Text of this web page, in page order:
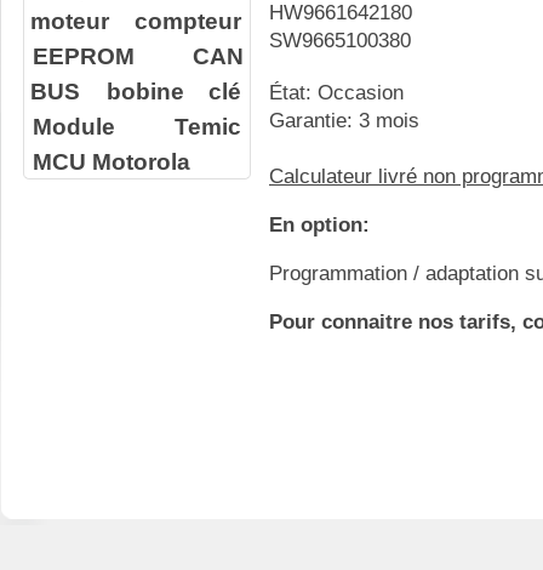
moteur compteur
EEPROM
CAN
BUS
bobine clé
Module Temic
MCU Motorola
HW9661642180
SW9665100380
État: Occasion
Garantie: 3 mois
Calculateur livré non
En option:
Programmation / adaptation
Pour connaitre nos tarifs,